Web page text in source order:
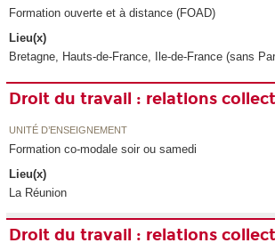
Formation ouverte et à distance (FOAD)
Lieu(x)
Bretagne, Hauts-de-France, Ile-de-France (sans
Droit du travail : relations
UNITÉ D’ENSEIGNEMENT
Formation co-modale soir ou samedi
Lieu(x)
La Réunion
Droit du travail : relations